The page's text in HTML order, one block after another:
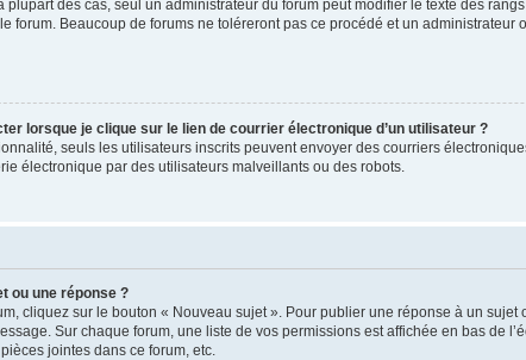
des cas, seul un administrateur du forum peut modifier le texte des
forum. Beaucoup de forums ne toléreront pas ce procédé et un
lorsque je clique sur le lien de courrier électronique d’un utilisateur ?
seuls les utilisateurs inscrits peuvent envoyer des courriers
électronique par des utilisateurs malveillants ou des robots.
ou une réponse ?
cliquez sur le bouton « Nouveau sujet ». Pour publier une réponse à un
Sur chaque forum, une liste de vos permissions est affichée en bas de
jointes dans ce forum, etc.